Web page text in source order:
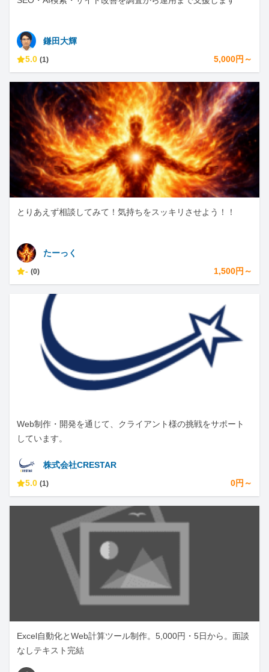
鎌田大輝
5.0 (1) 5,000円～
とりあえず相談してみて！気持ちをスッキリさせよう！！
たーっく
- (0) 1,500円～
Web制作・開発を通じて、クライアント様の挑戦をサポート
しています。
株式会社CRESTAR
5.0 (1) 0円～
Excel自動化とWeb計算ツール制作。5,000円・5日から。面談
なしテキスト完結